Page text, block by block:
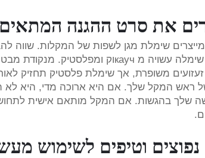
את סרט ההגנה
מייצרים שימלת מגן לשפות של המקלות. שווה
משופרת, אך שימלת פלסטיק תחזיק
ראש המקל שלך. אם היא ארוכה מדי, היא לא
שלך בהגשות. אם המקל מותאם אישית
נפוצים וטיפים לשימוש